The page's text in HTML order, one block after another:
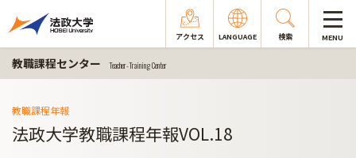
アクセス LANGUAGE 検索 MENU
教職課程センター Teacher-Training Center
教職課程年報
法政大学教職課程年報VOL.18